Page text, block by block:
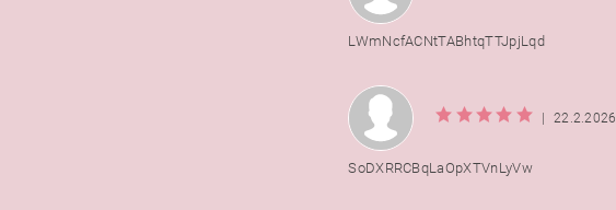
LWmNcfACNtTABhtqTTJpjLqd
22.2.2026
SoDXRRCBqLaOpXTVnLyVw